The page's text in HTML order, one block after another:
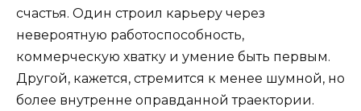
счастья. Один строил карьеру через
невероятную работоспособность,
коммерческую хватку и умение быть первым.
Другой, кажется, стремится к менее шумной, но
более внутренне оправданной траектории.